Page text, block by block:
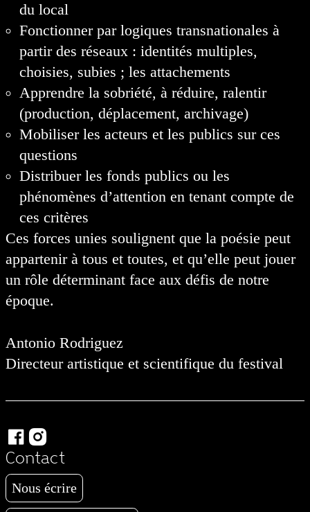
du local
Fonctionner par logiques transnationales à
partir des réseaux : identités multiples,
choisies, subies ; les attachements
Apprendre la sobriété, à réduire, ralentir
(production, déplacement, archivage)
Mobiliser les acteurs et les publics sur ces
questions
Distribuer les fonds publics ou les
phénomènes d’attention en tenant compte de
ces critères
Ces forces unies soulignent que la poésie peut
appartenir à tous et toutes, et qu’elle peut jouer
un rôle déterminant face aux défis de notre
époque.
Antonio Rodriguez
Directeur artistique et scientifique du festival
 
Contact
Nous écrire